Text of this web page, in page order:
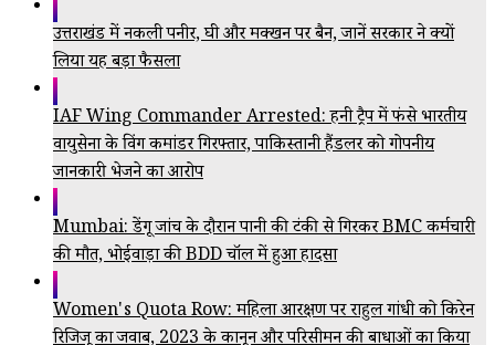
उत्तराखंड में नकली पनीर, घी और मक्खन पर बैन, जानें सरकार ने क्यों
लिया यह बड़ा फैसला
IAF Wing Commander Arrested: हनी ट्रैप में फंसे भारतीय
वायुसेना के विंग कमांडर गिरफ्तार, पाकिस्तानी हैंडलर को गोपनीय
जानकारी भेजने का आरोप
Mumbai: डेंगू जांच के दौरान पानी की टंकी से गिरकर BMC कर्मचारी
की मौत, भोईवाड़ा की BDD चॉल में हुआ हादसा
Women's Quota Row: महिला आरक्षण पर राहुल गांधी को किरेन